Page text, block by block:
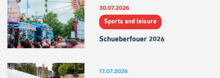
30.07.2026
Sports and leisure
Schueberfouer 2026
17.07.2026